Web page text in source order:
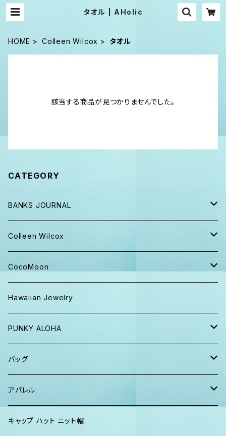
タオル | AHolic
HOME Colleen Wilcox タオル
該当する商品が見つかりませんでした。
CATEGORY
BANKS JOURNAL
キャップ ニット帽
パンツ
Tシャツ、ロンT
半袖シャツ
ショーツ、短パン
パーカー、スウェット
Colleen Wilcox
ポーチ
バッグ
iPhoneケース
その他
タオル
CocoMoon
おくるみ
おくるみ&スタイ ギフト
マスク
ガウン&帽子セット
Hawaiian Jewelry
PUNKY ALOHA
トートバッグ・ポーチ
ハンカチタオル
ワンピース
バッグ
ポーチ
巾着バッグ
アパレル
キッズ
キャップ ハット ニット帽